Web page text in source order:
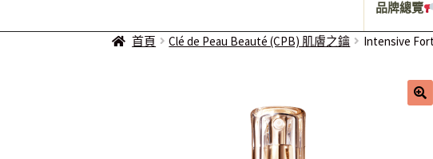
品牌總覽
首頁 Clé de Peau Beauté (CPB) 肌膚之鑰 Intensive